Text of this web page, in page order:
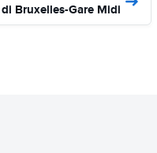
Bruxelles-Gare Midi